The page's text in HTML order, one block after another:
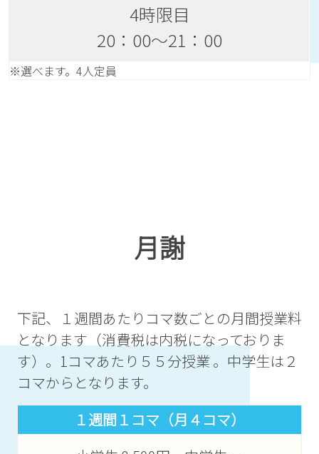
4時限目
20：00～21：00
※選べます。4人定員
月謝
下記、１週間あたりコマ数ごとの月間授業料
となります（消費税は内税になっておりま
す）。1コマあたり５５分授業 。中学生は２
コマからとなります。
１週間１コマ（月４コマ）